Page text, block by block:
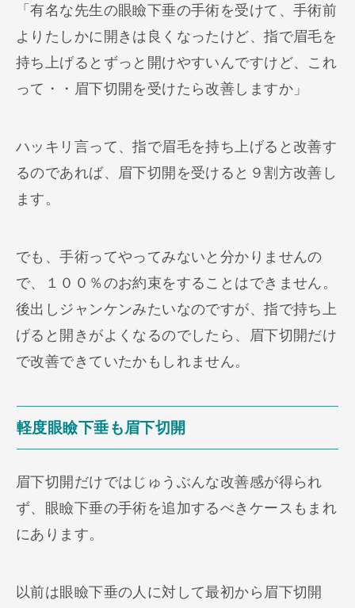
「有名な先生の眼瞼下垂の手術を受けて、手術前
よりたしかに開きは良くなったけど、指で眉毛を
持ち上げるとずっと開けやすいんですけど、これ
って・・眉下切開を受けたら改善しますか」
ハッキリ言って、指で眉毛を持ち上げると改善す
るのであれば、眉下切開を受けると９割方改善し
ます。
でも、手術ってやってみないと分かりませんの
で、１００％のお約束をすることはできません。
後出しジャンケンみたいなのですが、指で持ち上
げると開きがよくなるのでしたら、眉下切開だけ
で改善できていたかもしれません。
軽度眼瞼下垂も眉下切開
眉下切開だけではじゅうぶんな改善感が得られ
ず、眼瞼下垂の手術を追加するべきケースもまれ
にあります。
以前は眼瞼下垂の人に対して最初から眉下切開